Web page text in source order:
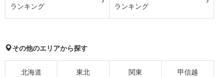
ランキング
ランキング
その他のエリアから探す
北海道 東北 関東 甲信越